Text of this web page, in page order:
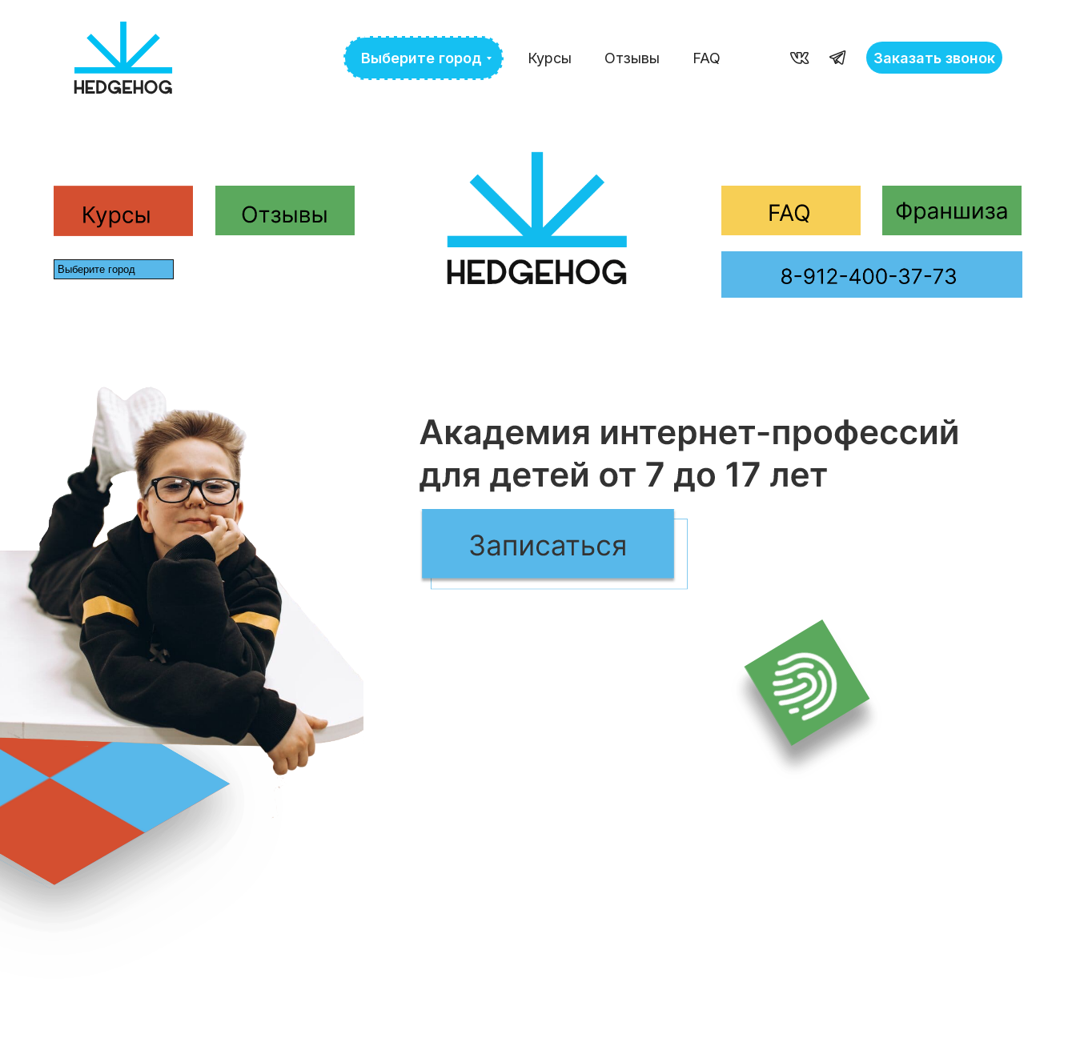
Выберите город Курсы Отзывы FAQ Заказать звонок